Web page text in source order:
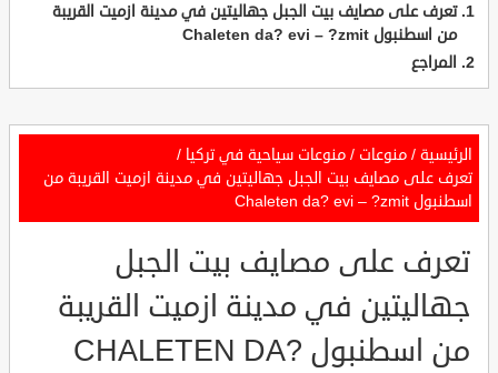
تعرف على مصايف بيت الجبل جهاليتين في مدينة ازميت القريبة
من اسطنبول Chaleten da? evi – ?zmit
المراجع
الرئيسية / منوعات / منوعات سياحية في تركيا /
تعرف على مصايف بيت الجبل جهاليتين في مدينة ازميت القريبة من
اسطنبول Chaleten da? evi – ?zmit
تعرف على مصايف بيت الجبل
جهاليتين في مدينة ازميت القريبة
من اسطنبول CHALETEN DA?